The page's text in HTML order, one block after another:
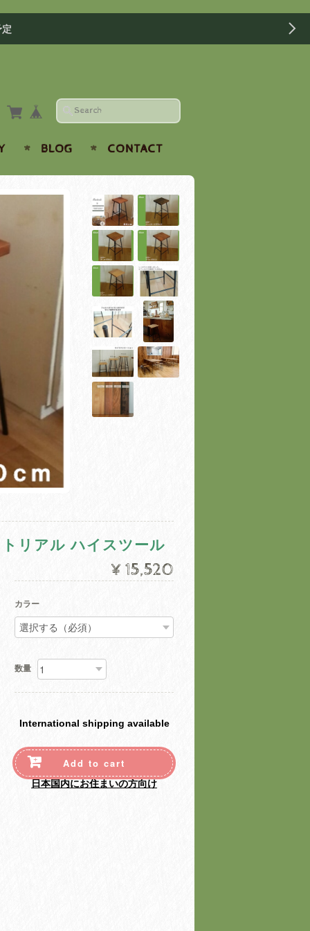
BLOG CONTACT
リアル ハイスツール
¥15,520
カラー
数量
International shipping available
Add to cart
日本国内にお住まいの方向け